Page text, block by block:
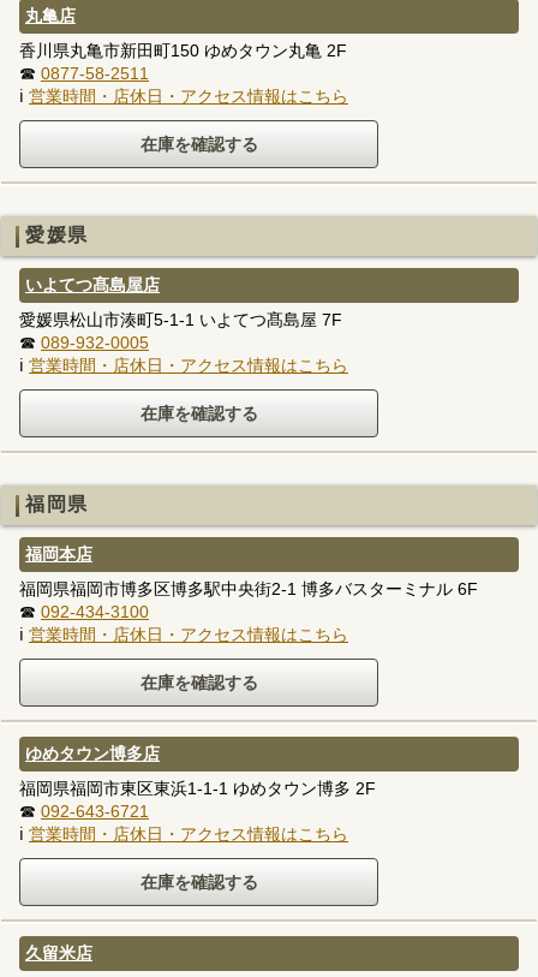
丸亀店
香川県丸亀市新田町150 ゆめタウン丸亀 2F
☎ 0877-58-2511
ℹ 営業時間・店休日・アクセス情報はこちら
愛媛県
いよてつ髙島屋店
愛媛県松山市湊町5-1-1 いよてつ髙島屋 7F
☎ 089-932-0005
ℹ 営業時間・店休日・アクセス情報はこちら
福岡県
福岡本店
福岡県福岡市博多区博多駅中央街2-1 博多バスターミナル 6F
☎ 092-434-3100
ℹ 営業時間・店休日・アクセス情報はこちら
ゆめタウン博多店
福岡県福岡市東区東浜1-1-1 ゆめタウン博多 2F
☎ 092-643-6721
ℹ 営業時間・店休日・アクセス情報はこちら
久留米店